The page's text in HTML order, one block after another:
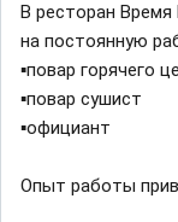
В ресторан
на постоянную
▪️повар горячего
▪️повар сушист
▪️официант
Опыт работы